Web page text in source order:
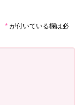
* が付いている欄は必